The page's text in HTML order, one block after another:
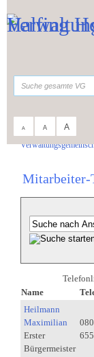
A A A
Mitarbeiter-
Name
Heilmann
Maximilian
Erster
Bürgermeister
655